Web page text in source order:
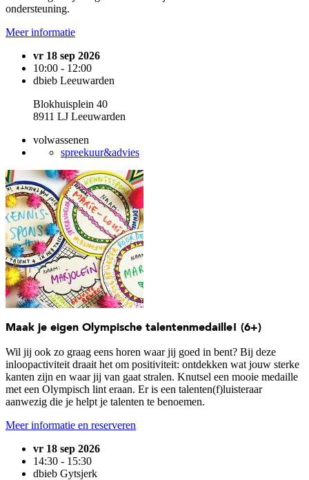
ondersteuning.
Meer informatie
vr 18 sep 2026
10:00 - 12:00
dbieb Leeuwarden
Blokhuisplein 40
8911 LJ Leeuwarden
volwassenen
spreekuur&advies
Maak je eigen Olympische talentenmedaille! (6+)
Wil jij ook zo graag eens horen waar jij goed in bent? Bij deze
inloopactiviteit draait het om positiviteit: ontdekken wat jouw sterke
kanten zijn en waar jij van gaat stralen. Knutsel een mooie medaille
met een Olympisch lint eraan. Er is een talenten(f)luisteraar
aanwezig die je helpt je talenten te benoemen.
Meer informatie en reserveren
vr 18 sep 2026
14:30 - 15:30
dbieb Gytsjerk